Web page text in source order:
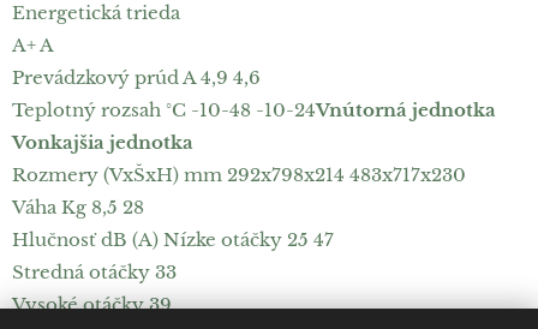
Energetická trieda
A+ A
Prevádzkový prúd A 4,9 4,6
Teplotný rozsah °C -10-48 -10-24Vnútorná jednotka
Vonkajšia jednotka
Rozmery (VxŠxH) mm 292x798x214 483x717x230
Váha Kg 8,5 28
Hlučnosť dB (A) Nízke otáčky 25 47
Stredná otáčky 33
Vysoké otáčky 39